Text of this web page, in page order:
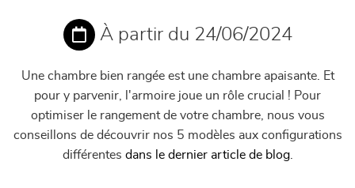
À partir du 24/06/2024
Une chambre bien rangée est une chambre apaisante. Et
pour y parvenir, l'armoire joue un rôle crucial ! Pour
optimiser le rangement de votre chambre, nous vous
conseillons de découvrir nos 5 modèles aux configurations
différentes dans le dernier article de blog.